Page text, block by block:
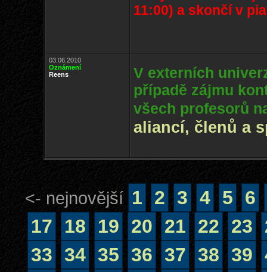
11:00) a skončí v
03.06.2010
Oznámení
Reens
V externích
případě zájmu
všech profesorů
aliancí, členů a
<- nejnovější 1 2 3 4 5
6
17
18 19 20 21 22 23
33 34 35 36 37 38 39